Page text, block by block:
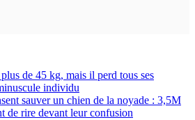
de 45 kg, mais il perd tous ses
individu
sauver un chien de la noyade : 3,5M
de rire devant leur confusion